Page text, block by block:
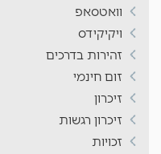
וואטסאפ
ויקיקידס
זהירות בדרכים
זום חינמי
זיכרון
זיכרון רגשות
זכויות